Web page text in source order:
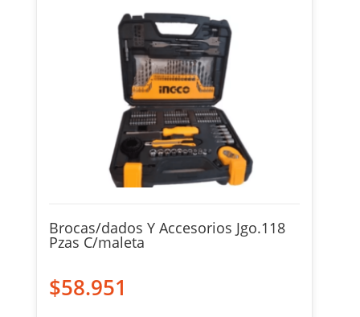
Brocas/dados Y Accesorios Jgo.118
Pzas C/maleta
$58.951